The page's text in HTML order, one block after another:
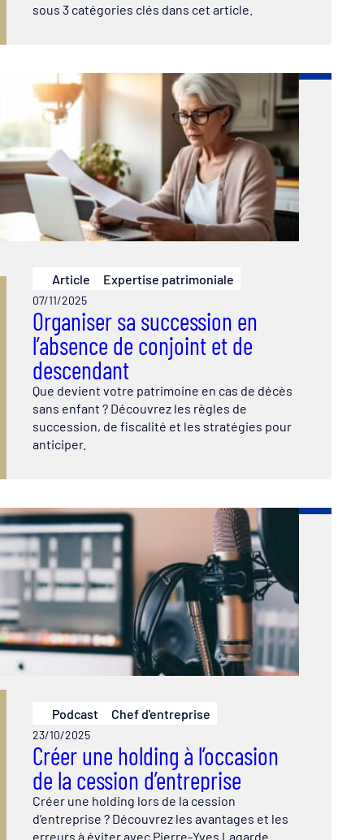
sous 3 catégories clés dans cet article.
Article Expertise patrimoniale
07/11/2025
Organiser sa succession en
l’absence de conjoint et de
descendant
Que devient votre patrimoine en cas de décès
sans enfant ? Découvrez les règles de
succession, de fiscalité et les stratégies pour
anticiper.
Podcast Chef d'entreprise
23/10/2025
Créer une holding à l’occasion
de la cession d’entreprise
Créer une holding lors de la cession
d’entreprise ? Découvrez les avantages et les
erreurs à éviter avec Pierre-Yves Lagarde.